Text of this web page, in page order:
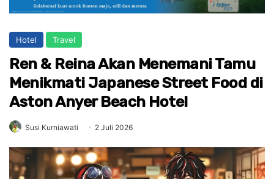
Hotel Travel
Ren & Reina Akan Menemani Tamu
Menikmati Japanese Street Food di
Aston Anyer Beach Hotel
Susi Kurniawati 2 Juli 2026